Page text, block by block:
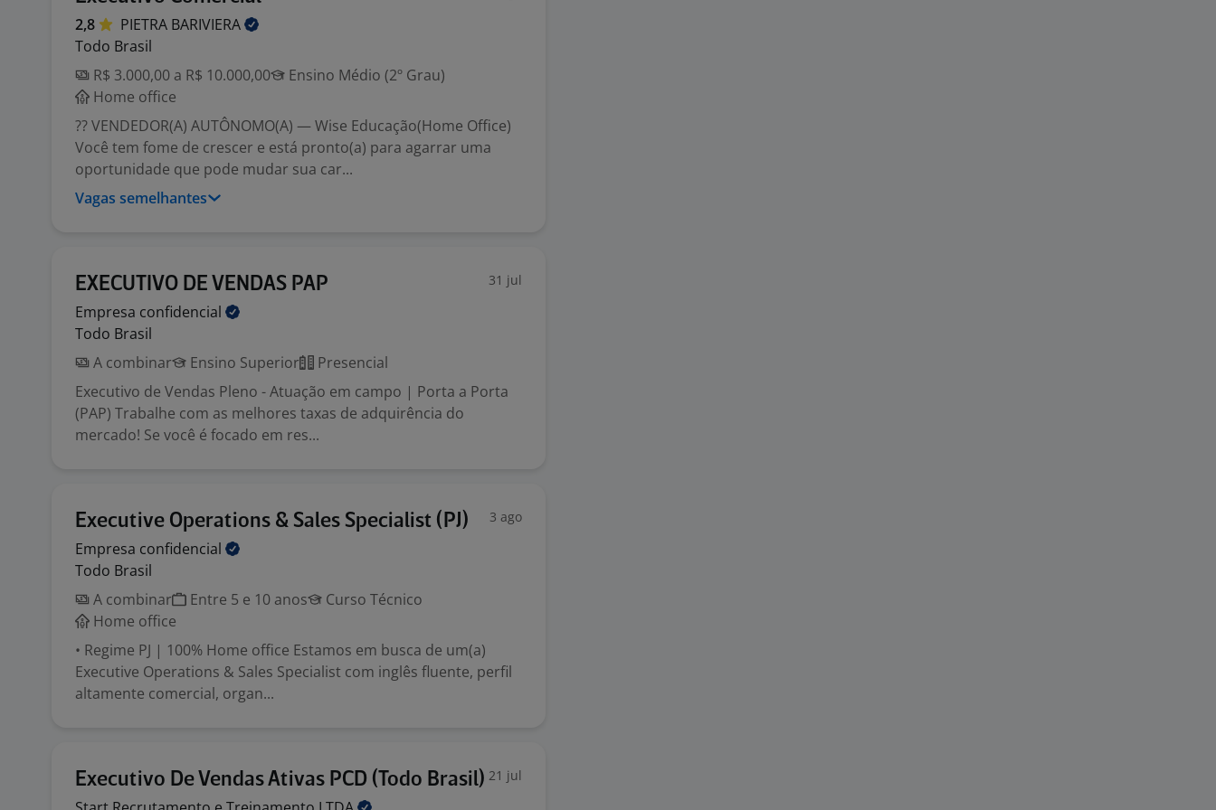
2,8 PIETRA BARIVIERA
Todo Brasil
R$ 3.000,00 a R$ 10.000,00
Ensino Médio (2º Grau)
Home office
?? VENDEDOR(A) AUTÔNOMO(A) — Wise Educação(Home Office)
Você tem fome de crescer e está pronto(a) para agarrar uma
oportunidade que pode mudar sua car...
Vagas semelhantes
EXECUTIVO DE VENDAS PAP 31 jul
Empresa confidencial
Todo Brasil
A combinar
Ensino Superior
Presencial
Executivo de Vendas Pleno - Atuação em campo | Porta a Porta
(PAP) Trabalhe com as melhores taxas de adquirência do
mercado! Se você é focado em res...
Executive Operations & Sales Specialist (PJ) 3 ago
Empresa confidencial
Todo Brasil
A combinar
Entre 5 e 10 anos
Curso Técnico
Home office
• Regime PJ | 100% Home office Estamos em busca de um(a)
Executive Operations & Sales Specialist com inglês fluente, perfil
altamente comercial, organ...
Executivo De Vendas Ativas PCD (Todo Brasil) 21 jul